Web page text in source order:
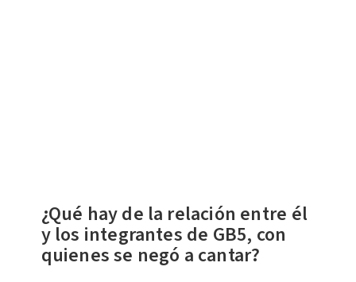
¿Qué hay de la relación entre él
y los integrantes de GB5, con
quienes se negó a cantar?